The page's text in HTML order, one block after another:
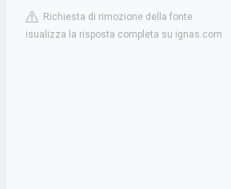
Richiesta di rimozione della fonte
isualizza la risposta completa su ignas.com